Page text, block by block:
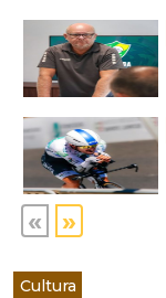
« »
Cultura